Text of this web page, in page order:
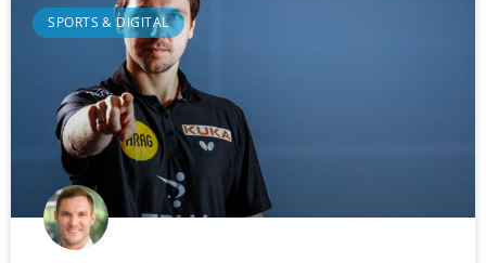
SPORTS & DIGITAL